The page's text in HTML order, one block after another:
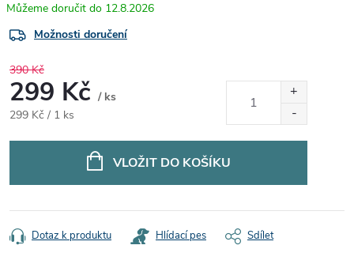
12.8.2026
Možnosti doručení
390 Kč
299 Kč / ks
Měrná
299 Kč / 1 ks
VLOŽIT DO KOŠÍKU
Dotaz k produktu Hlídací pes Sdílet